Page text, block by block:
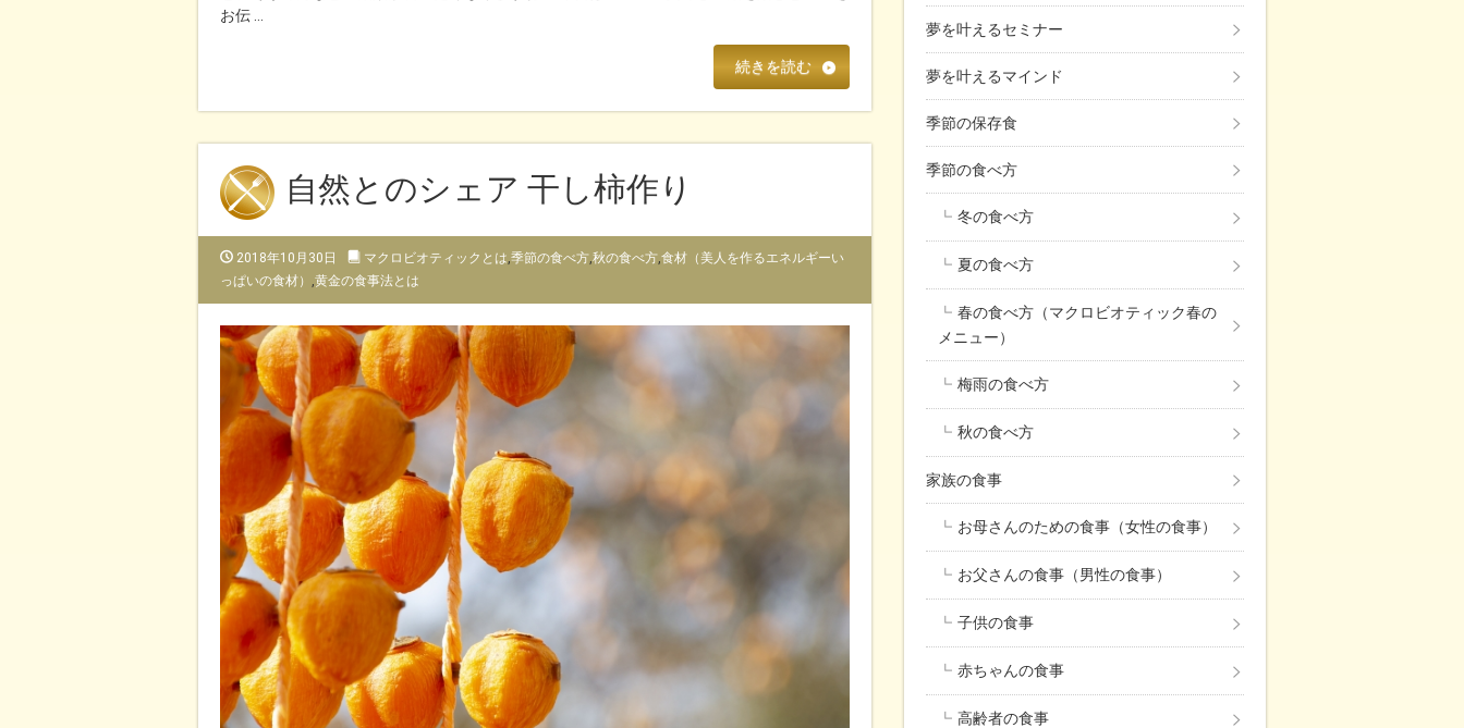
お伝 …
続きを読む
自然とのシェア 干し柿作り
2018年10月30日 マクロビオティックとは,季節の食べ方,秋の食べ方,食材（美人を作るエネルギーい
っぱいの食材） ,黄金の食事法とは
夢を叶えるセミナー
夢を叶えるマインド
季節の保存食
季節の食べ方
冬の食べ方
夏の食べ方
春の食べ方（マクロビオティック春の
メニュー）
梅雨の食べ方
秋の食べ方
家族の食事
お母さんのための食事（女性の食事）
お父さんの食事（男性の食事）
子供の食事
赤ちゃんの食事
高齢者の食事